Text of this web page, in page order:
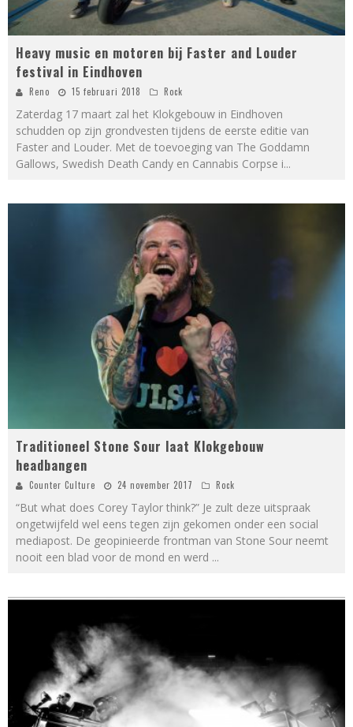
Heavy music en motoren bij Faster and Louder
festival in Eindhoven
Reno 15 februari 2018 Rock
Zaterdag 17 maart zal het Klokgebouw in Eindhoven
schudden op zijn grondvesten tijdens de eerste editie van
Faster and Louder. Met de toevoeging van The Goddamn
Gallows, Swedish Death Candy en Cannabis Corpse i...
Traditioneel Stone Sour laat Klokgebouw
headbangen
Counter Culture 24 november 2017 Rock
“But what does Corey Taylor think?” Je zult deze uitspraak
ongetwijfeld wel eens tegen zijn gekomen onder een social
mediapost. De geopinieerde frontman van Stone Sour neemt
nooit een blad voor de mond en werd ...